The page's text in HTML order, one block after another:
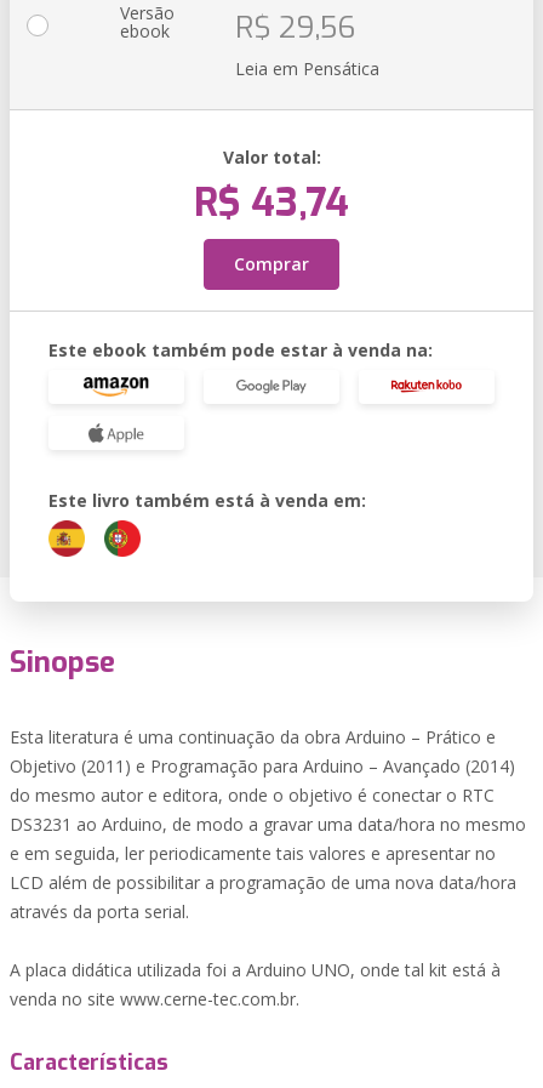
Versão
ebook R$ 29,56
Leia em Pensática
Valor total:
R$ 43,74
Comprar
Este ebook também pode estar à venda na:
Este livro também está à venda em:
Sinopse
Esta literatura é uma continuação da obra Arduino – Prático e
Objetivo (2011) e Programação para Arduino – Avançado (2014)
do mesmo autor e editora, onde o objetivo é conectar o RTC
DS3231 ao Arduino, de modo a gravar uma data/hora no mesmo
e em seguida, ler periodicamente tais valores e apresentar no
LCD além de possibilitar a programação de uma nova data/hora
através da porta serial.
A placa didática utilizada foi a Arduino UNO, onde tal kit está à
venda no site www.cerne-tec.com.br.
Características